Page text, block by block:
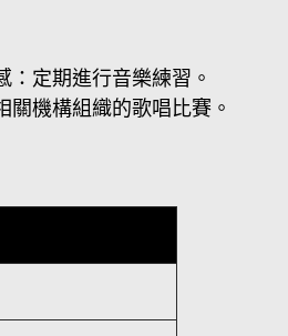
定期進行音樂練習。
機構組織的歌唱比賽。